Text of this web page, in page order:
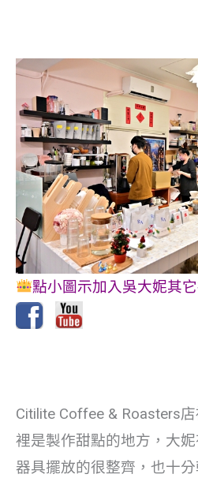
點小圖示加入吳大妮其
Citilite Coffee & Roasters
裡是製作甜點的地方，大
器具擺放的很整齊，也十分